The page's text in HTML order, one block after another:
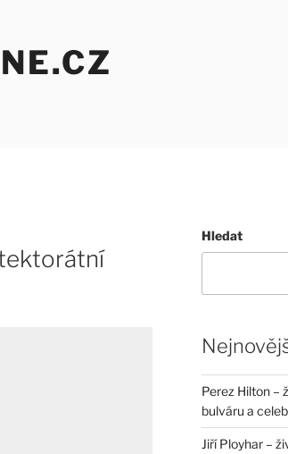
Hledat
Perez Hilton –
bulváru a
Jiří Ployhar –